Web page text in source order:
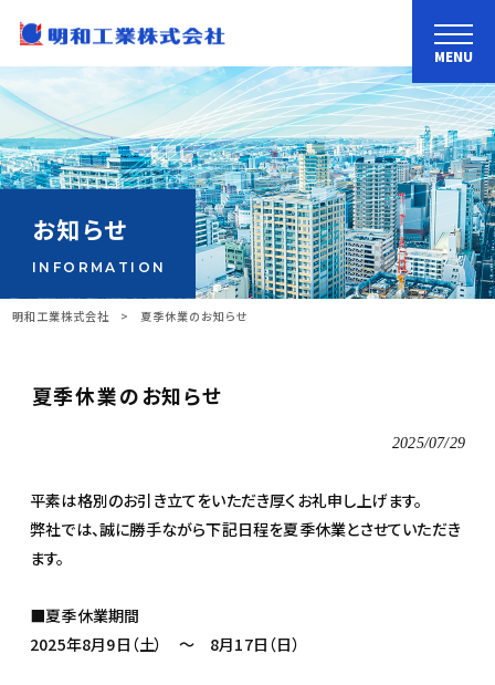
MENU
お知らせ
INFORMATION
明和工業株式会社 > 夏季休業のお知らせ
夏季休業のお知らせ
2025/07/29
平素は格別のお引き立てをいただき厚くお礼申し上げます。
弊社では、誠に勝手ながら下記日程を夏季休業とさせていただき
ます。
■夏季休業期間
2025年8月9日（土） ～ 8月17日（日）